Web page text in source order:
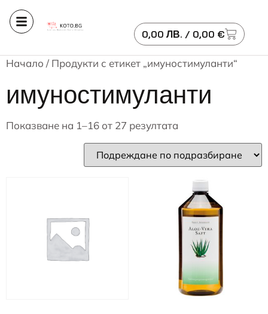
0,00 ЛВ. / 0,00 €
Начало / Продукти с етикет „имуностимуланти“
имуностимуланти
Показване на 1–16 от 27 резултата